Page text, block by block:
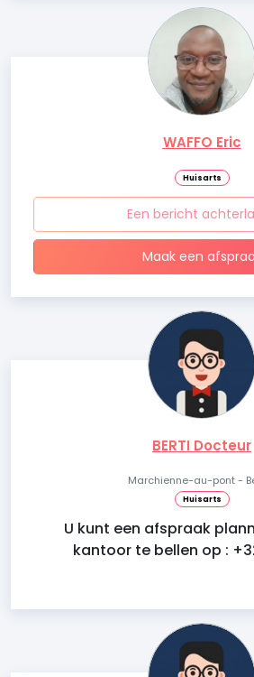
WAFFO Eric
Huisarts
Een bericht
Maak een
BERTI Docteur
Marchienne-au-pont -
Huisarts
U kunt een afspraak
kantoor te bellen op :